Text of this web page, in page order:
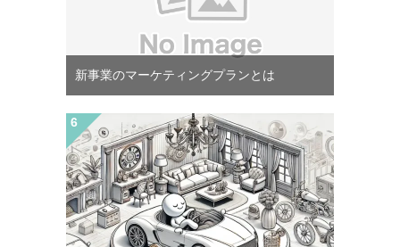
新事業のマーケティングプランとは